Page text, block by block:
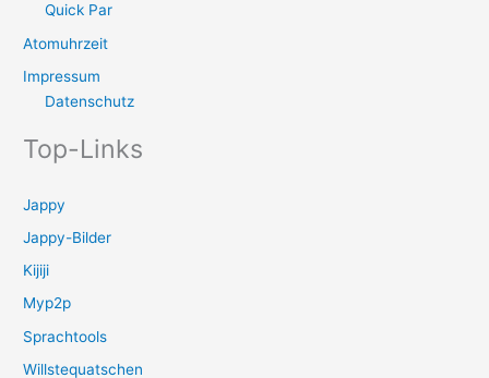
Quick Par
Atomuhrzeit
Impressum
Datenschutz
Top-Links
Jappy
Jappy-Bilder
Kijiji
Myp2p
Sprachtools
Willstequatschen